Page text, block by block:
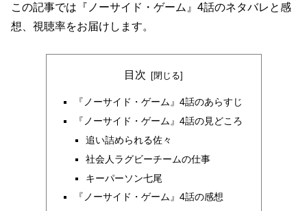
この記事では『ノーサイド・ゲーム』4話のネタバレと感
想、視聴率をお届けします。
目次
『ノーサイド・ゲーム』4話のあらすじ
『ノーサイド・ゲーム』4話の見どころ
追い詰められる佐々
社会人ラグビーチームの仕事
キーパーソン七尾
『ノーサイド・ゲーム』4話の感想